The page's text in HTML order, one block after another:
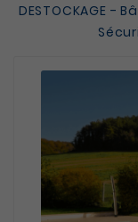
DESTOCKAGE -